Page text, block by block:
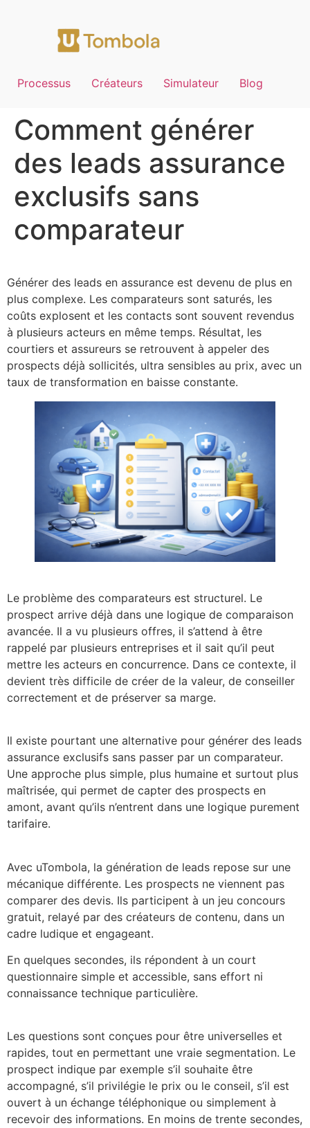
Processus Créateurs Simulateur Blog
Comment générer
des leads assurance
exclusifs sans
comparateur
Générer des leads en assurance est devenu de plus en
plus complexe. Les comparateurs sont saturés, les
coûts explosent et les contacts sont souvent revendus
à plusieurs acteurs en même temps. Résultat, les
courtiers et assureurs se retrouvent à appeler des
prospects déjà sollicités, ultra sensibles au prix, avec un
taux de transformation en baisse constante.
Le problème des comparateurs est structurel. Le
prospect arrive déjà dans une logique de comparaison
avancée. Il a vu plusieurs offres, il s’attend à être
rappelé par plusieurs entreprises et il sait qu’il peut
mettre les acteurs en concurrence. Dans ce contexte, il
devient très difficile de créer de la valeur, de conseiller
correctement et de préserver sa marge.
Il existe pourtant une alternative pour générer des leads
assurance exclusifs sans passer par un comparateur.
Une approche plus simple, plus humaine et surtout plus
maîtrisée, qui permet de capter des prospects en
amont, avant qu’ils n’entrent dans une logique purement
tarifaire.
Avec uTombola, la génération de leads repose sur une
mécanique différente. Les prospects ne viennent pas
comparer des devis. Ils participent à un jeu concours
gratuit, relayé par des créateurs de contenu, dans un
cadre ludique et engageant.
En quelques secondes, ils répondent à un court
questionnaire simple et accessible, sans effort ni
connaissance technique particulière.
Les questions sont conçues pour être universelles et
rapides, tout en permettant une vraie segmentation. Le
prospect indique par exemple s’il souhaite être
accompagné, s’il privilégie le prix ou le conseil, s’il est
ouvert à un échange téléphonique ou simplement à
recevoir des informations. En moins de trente secondes,